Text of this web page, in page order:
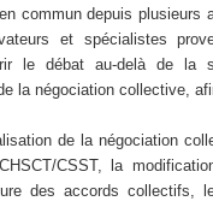
commun depuis plusieurs
et spécialistes
le débat au-delà de la
la négociation collective,
de la négociation
CSST, la
des accords collectifs,